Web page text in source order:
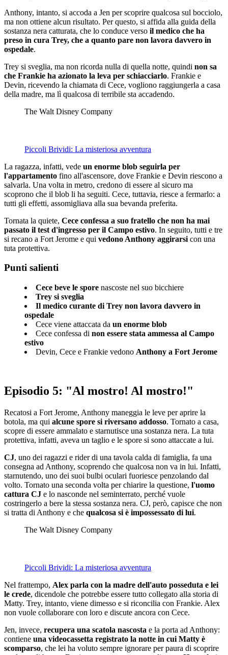
Anthony, intanto, si accoda a Jen per scoprire qualcosa sul bocciolo,
ma non ottiene alcun risultato. Per questo, si affida alla guida della
sostanza nera catturata, che lo conduce verso il medico che ha
preso in cura Trey, che a quanto pare non lavora davvero in
ospedale.
Trey si sveglia, ma non ricorda nulla di quella notte, quindi non sa
che Frankie ha azionato la leva per schiacciarlo. Frankie e
Devin, ricevendo la chiamata di Cece, vogliono raggiungerla a casa
della madre, ma lì qualcosa di terribile sta accadendo.
The Walt Disney Company
Piccoli Brividi: La misteriosa avventura
La ragazza, infatti, vede un enorme blob seguirla per
l'appartamento fino all'ascensore, dove Frankie e Devin riescono a
salvarla. Una volta in metro, credono di essere al sicuro ma
scoprono che il blob li ha seguiti. Cece, tuttavia, riesce a fermarlo: a
tutti gli effetti, assomigliava alla sua bevanda preferita.
Tornata la quiete, Cece confessa a suo fratello che non ha mai
passato il test d'ingresso per il Campo estivo. In seguito, tutti e tre
si recano a Fort Jerome e qui vedono Anthony aggirarsi con una
tuta protettiva.
Punti salienti
Cece beve le spore nascoste nel suo bicchiere
Trey si sveglia
Il medico curante di Trey non lavora davvero in
ospedale
Cece viene attaccata da un enorme blob
Cece confessa di non essere stata ammessa al Campo
estivo
Devin, Cece e Frankie vedono Anthony a Fort Jerome
Episodio 5: "Al mostro! Al mostro!"
Recatosi a Fort Jerome, Anthony maneggia le leve per aprire la
botola, ma qui alcune spore si riversano addosso. Tornato a casa,
scopre di essere ammalato e starnutisce una sostanza nera. La tuta
protettiva, infatti, aveva un taglio e le spore si sono attaccate a lui.
CJ, uno dei ragazzi e rider di una tavola calda di famiglia, fa una
consegna ad Anthony, scoprendo che qualcosa non va in lui. Infatti,
starnutendo, uno dei suoi bulbi oculari fuoriesce penzolando dal
volto. Tornato una seconda volta per chiarire la questione, l'uomo
cattura CJ e lo nasconde nel seminterrato, perché vuole
costringerlo a bere la stessa sostanza nera. CJ, però, capisce che non
si tratta di Anthony e che qualcosa si è impossessato di lui.
The Walt Disney Company
Piccoli Brividi: La misteriosa avventura
Nel frattempo, Alex parla con la madre dell'auto posseduta e lei
le crede, dicendole che potrebbe essere tutto collegato alla storia di
Matty. Trey, intanto, viene dimesso e si riconcilia con Frankie. Alex
non vuole collaborare con loro e discute ancora con Cece.
Jen, invece, recupera una scatola nascosta e la porta ad Anthony:
contiene una videocassetta registrato la notte in cui Matty è
scomparso, che lei ha voluto sempre ignorare per paura di scoprire